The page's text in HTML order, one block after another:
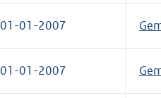
01-01-2007
01-01-2007